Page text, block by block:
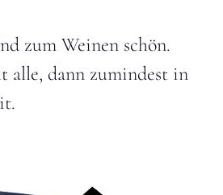
zum Weinen schön.
alle, dann zumindest in